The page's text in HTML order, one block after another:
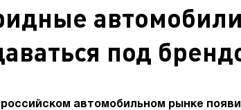
под
российском автомобильном рынке